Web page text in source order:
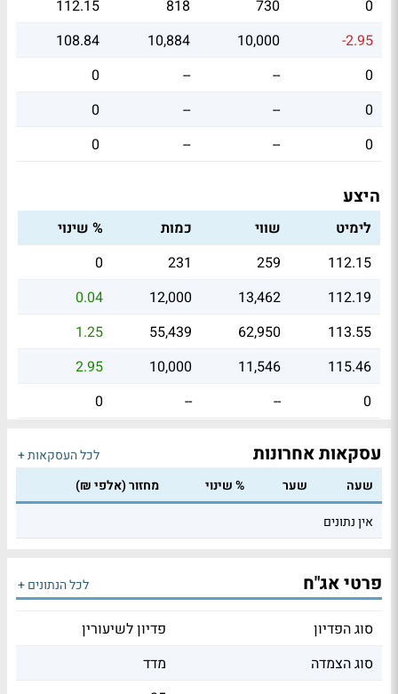
0
730
818
112.15
-2.95
10,000
10,884
108.84
0
--
--
0
0
--
--
0
0
--
--
0
היצע
לימיט שווי כמות
% שינוי
112.15
259
231
0
112.19
13,462
12,000
0.04
113.55
62,950
55,439
1.25
115.46
11,546
10,000
2.95
0
--
--
0
עסקאות אחרונות
לכל העסקאות +
שעה
שער % שינוי
מחזור (אלפי ₪)
אין נתונים
פרטי אג"ח לכל הנתונים +
סוג הפדיון
פדיון לשיעורין
סוג הצמדה
מדד